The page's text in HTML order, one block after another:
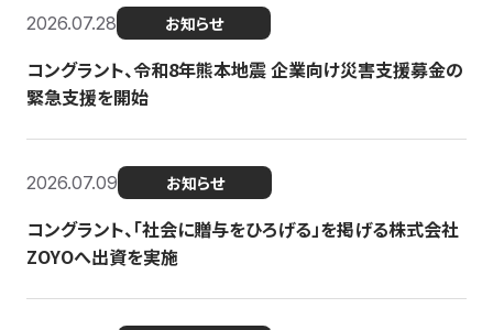
2026.07.28 お知らせ
コングラント、令和8年熊本地震 企業向け災害支援募金の
緊急支援を開始
2026.07.09 お知らせ
コングラント、「社会に贈与をひろげる」を掲げる株式会社
ZOYOへ出資を実施